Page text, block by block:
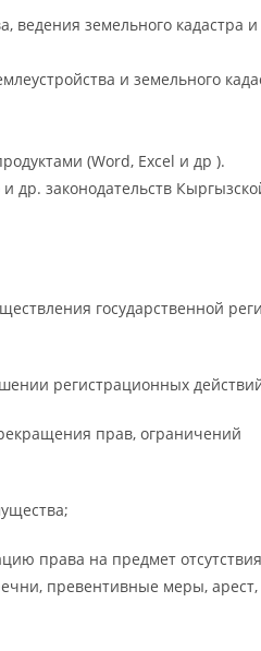
ведения земельного кадастра и
и земельного
(Word, Excel и др ).
др. законодательств
государственной
регистрационных
прав, ограничений
права на предмет
превентивные меры, арест,